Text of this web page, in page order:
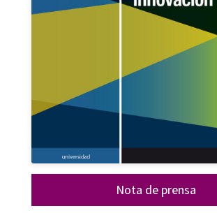
Nota de prensa